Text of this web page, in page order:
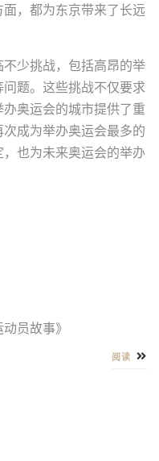
，都为东京带来了长远
少挑战，包括高昂的举
题。这些挑战不仅要求
奥运会的城市提供了重
成为举办奥运会最多的
也为未来奥运会的举办
员故事》
阅读